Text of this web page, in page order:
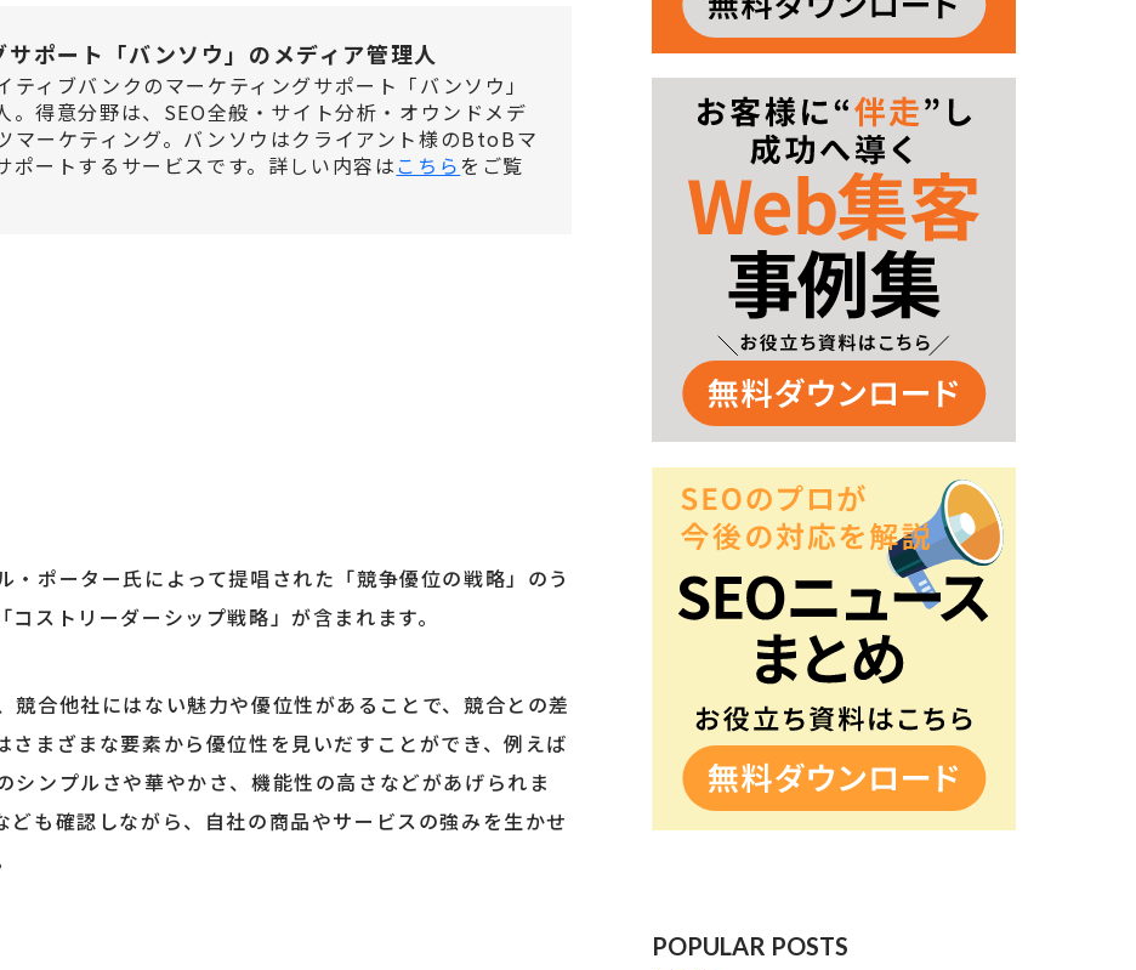
サポート「バンソウ」のメディア管理人
ティブバンクのマーケティングサポート「バンソウ」
。得意分野は、SEO全般・サイト分析・オウンドメデ
マーケティング。バンソウはクライアント様のBtoBマ
ポートするサービスです。詳しい内容はこちらをご覧
・ポーター氏によって提唱された「競争優位の戦略」のう
ストリーダーシップ戦略」が含まれます。
合他社にはない魅力や優位性があることで、競合との差
まざまな要素から優位性を見いだすことができ、例えば
シンプルさや華やかさ、機能性の高さなどがあげられま
も確認しながら、自社の商品やサービスの強みを生かせ
POPULAR POSTS